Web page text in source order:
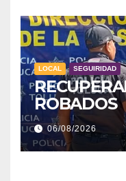
LOCAL SEGUIRIDAD
ROBADOS
06/08/2026